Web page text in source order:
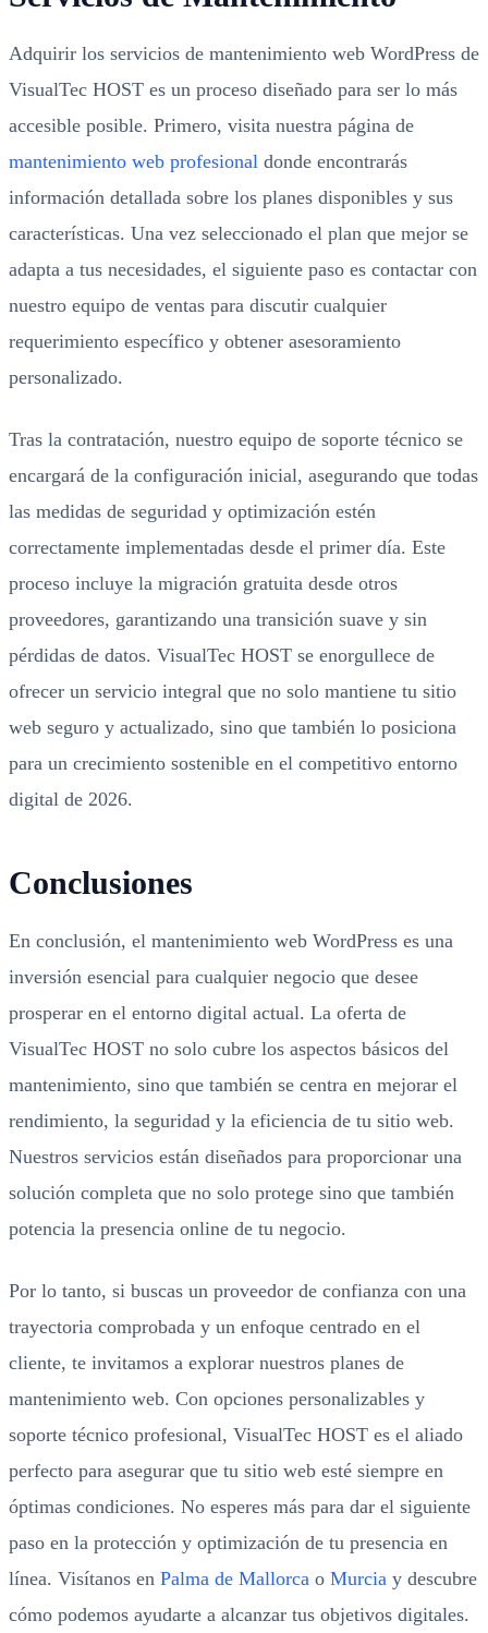
Adquirir los servicios de mantenimiento web WordPress de
VisualTec HOST es un proceso diseñado para ser lo más
accesible posible. Primero, visita nuestra página de
mantenimiento web profesional donde encontrarás
información detallada sobre los planes disponibles y sus
características. Una vez seleccionado el plan que mejor se
adapta a tus necesidades, el siguiente paso es contactar con
nuestro equipo de ventas para discutir cualquier
requerimiento específico y obtener asesoramiento
personalizado.
Tras la contratación, nuestro equipo de soporte técnico se
encargará de la configuración inicial, asegurando que todas
las medidas de seguridad y optimización estén
correctamente implementadas desde el primer día. Este
proceso incluye la migración gratuita desde otros
proveedores, garantizando una transición suave y sin
pérdidas de datos. VisualTec HOST se enorgullece de
ofrecer un servicio integral que no solo mantiene tu sitio
web seguro y actualizado, sino que también lo posiciona
para un crecimiento sostenible en el competitivo entorno
digital de 2026.
Conclusiones
En conclusión, el mantenimiento web WordPress es una
inversión esencial para cualquier negocio que desee
prosperar en el entorno digital actual. La oferta de
VisualTec HOST no solo cubre los aspectos básicos del
mantenimiento, sino que también se centra en mejorar el
rendimiento, la seguridad y la eficiencia de tu sitio web.
Nuestros servicios están diseñados para proporcionar una
solución completa que no solo protege sino que también
potencia la presencia online de tu negocio.
Por lo tanto, si buscas un proveedor de confianza con una
trayectoria comprobada y un enfoque centrado en el
cliente, te invitamos a explorar nuestros planes de
mantenimiento web. Con opciones personalizables y
soporte técnico profesional, VisualTec HOST es el aliado
perfecto para asegurar que tu sitio web esté siempre en
óptimas condiciones. No esperes más para dar el siguiente
paso en la protección y optimización de tu presencia en
línea. Visítanos en Palma de Mallorca o Murcia y descubre
cómo podemos ayudarte a alcanzar tus objetivos digitales.